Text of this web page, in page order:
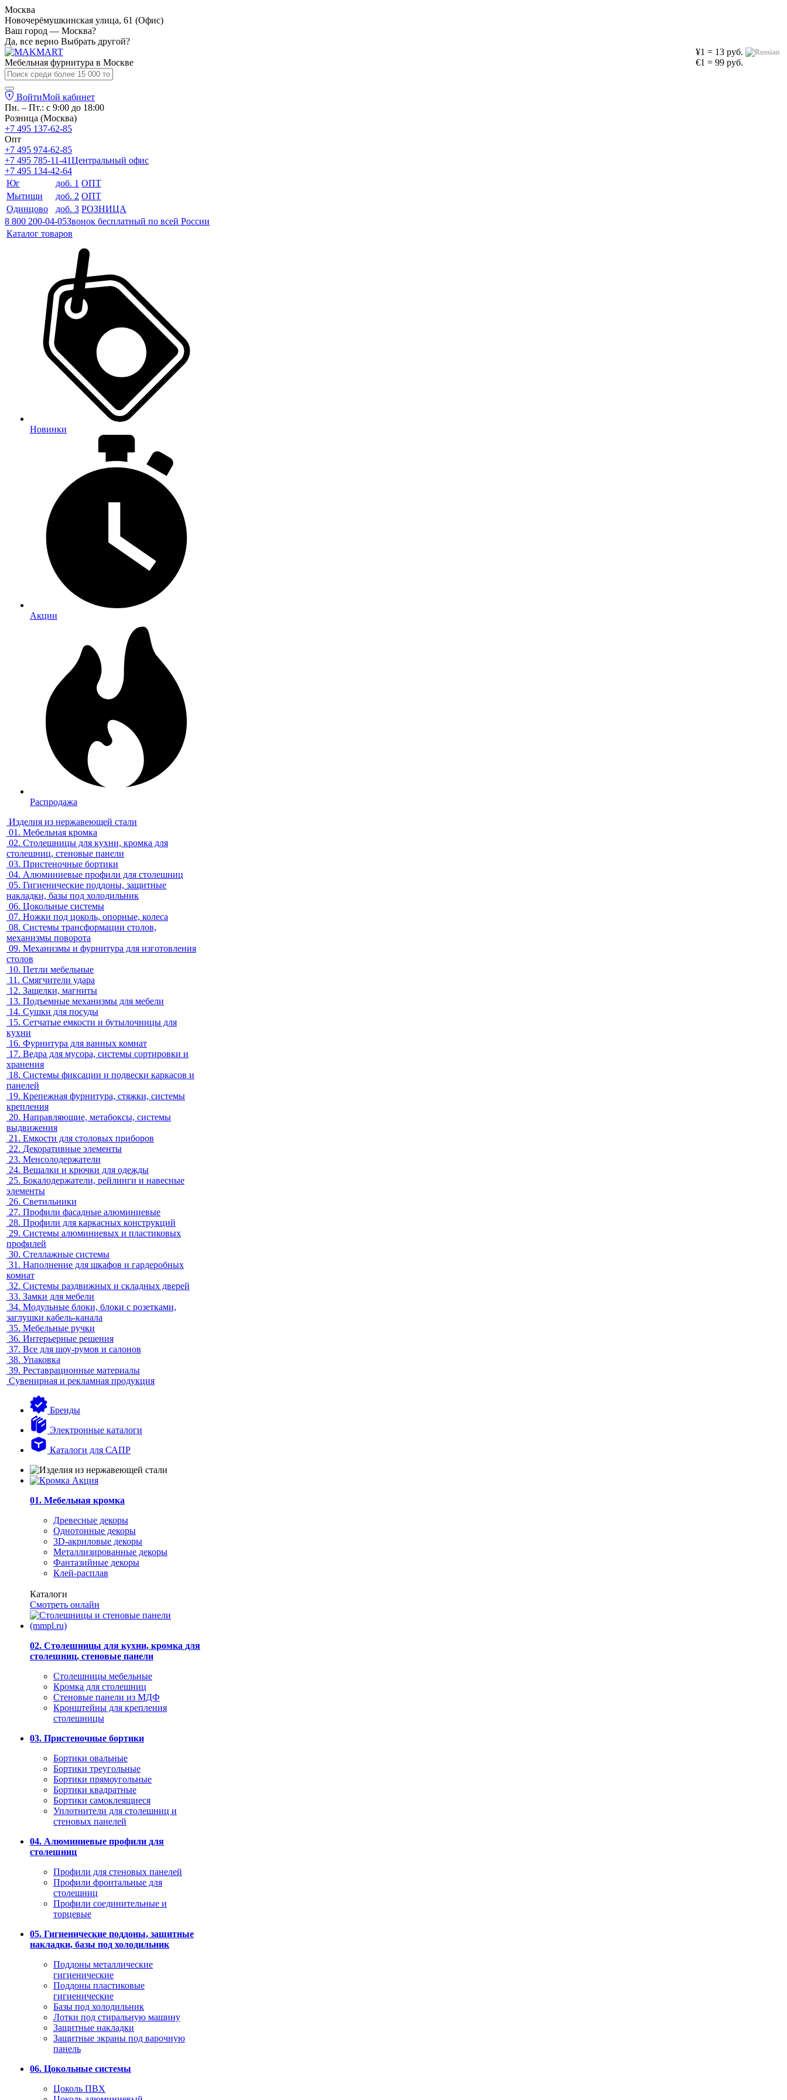
Москва
Новочерёмушкинская улица, 61 (Офис)
Ваш город — Москва?
Да, все верно Выбрать другой?
¥1 = 13 руб.
€1 = 99 руб.
Мебельная фурнитура в Москве
ВойтиМой кабинет
Пн. – Пт.: с 9:00 до 18:00
Розница (Москва)
+7 495 137-62-85
Опт
+7 495 974-62-85
+7 495 785-11-41Центральный офис
+7 495 134-42-64
Юг
доб. 1 ОПТ
Мытищи
доб. 2 ОПТ
Одинцово
доб. 3 РОЗНИЦА
8 800 200-04-05Звонок бесплатный по всей России
Каталог товаров
Новинки
Акции
Распродажа
Изделия из нержавеющей стали
01. Мебельная кромка
02. Столешницы для кухни, кромка для
столешниц, стеновые панели
03. Пристеночные бортики
04. Алюминиевые профили для столешниц
05. Гигиенические поддоны, защитные
накладки, базы под холодильник
06. Цокольные системы
07. Ножки под цоколь, опорные, колеса
08. Системы трансформации столов,
механизмы поворота
09. Механизмы и фурнитура для изготовления
столов
10. Петли мебельные
11. Смягчители удара
12. Защелки, магниты
13. Подъемные механизмы для мебели
14. Сушки для посуды
15. Сетчатые емкости и бутылочницы для
кухни
16. Фурнитура для ванных комнат
17. Ведра для мусора, системы сортировки и
хранения
18. Системы фиксации и подвески каркасов и
панелей
19. Крепежная фурнитура, стяжки, системы
крепления
20. Направляющие, метабоксы, системы
выдвижения
21. Емкости для столовых приборов
22. Декоративные элементы
23. Менсолодержатели
24. Вешалки и крючки для одежды
25. Бокалодержатели, рейлинги и навесные
элементы
26. Светильники
27. Профили фасадные алюминиевые
28. Профили для каркасных конструкций
29. Системы алюминиевых и пластиковых
профилей
30. Стеллажные системы
31. Наполнение для шкафов и гардеробных
комнат
32. Системы раздвижных и складных дверей
33. Замки для мебели
34. Модульные блоки, блоки с розетками,
заглушки кабель-канала
35. Мебельные ручки
36. Интерьерные решения
37. Все для шоу-румов и салонов
38. Упаковка
39. Реставрационные материалы
Сувенирная и рекламная продукция
Бренды
Электронные каталоги
Каталоги для САПР
01. Мебельная кромка
Древесные декоры
Однотонные декоры
3D-акриловые декоры
Металлизированные декоры
Фантазийные декоры
Клей-расплав
Каталоги
Смотреть онлайн
02. Столешницы для кухни, кромка для
столешниц, стеновые панели
Столешницы мебельные
Кромка для столешниц
Стеновые панели из МДФ
Кронштейны для крепления
столешницы
03. Пристеночные бортики
Бортики овальные
Бортики треугольные
Бортики прямоугольные
Бортики квадратные
Бортики самоклеящиеся
Уплотнители для столешниц и
стеновых панелей
04. Алюминиевые профили для
столешниц
Профили для стеновых панелей
Профили фронтальные для
столешниц
Профили соединительные и
торцевые
05. Гигиенические поддоны, защитные
накладки, базы под холодильник
Поддоны металлические
гигиенические
Поддоны пластиковые
гигиенические
Базы под холодильник
Лотки под стиральную машину
Защитные накладки
Защитные экраны под варочную
панель
06. Цокольные системы
Цоколь ПВХ